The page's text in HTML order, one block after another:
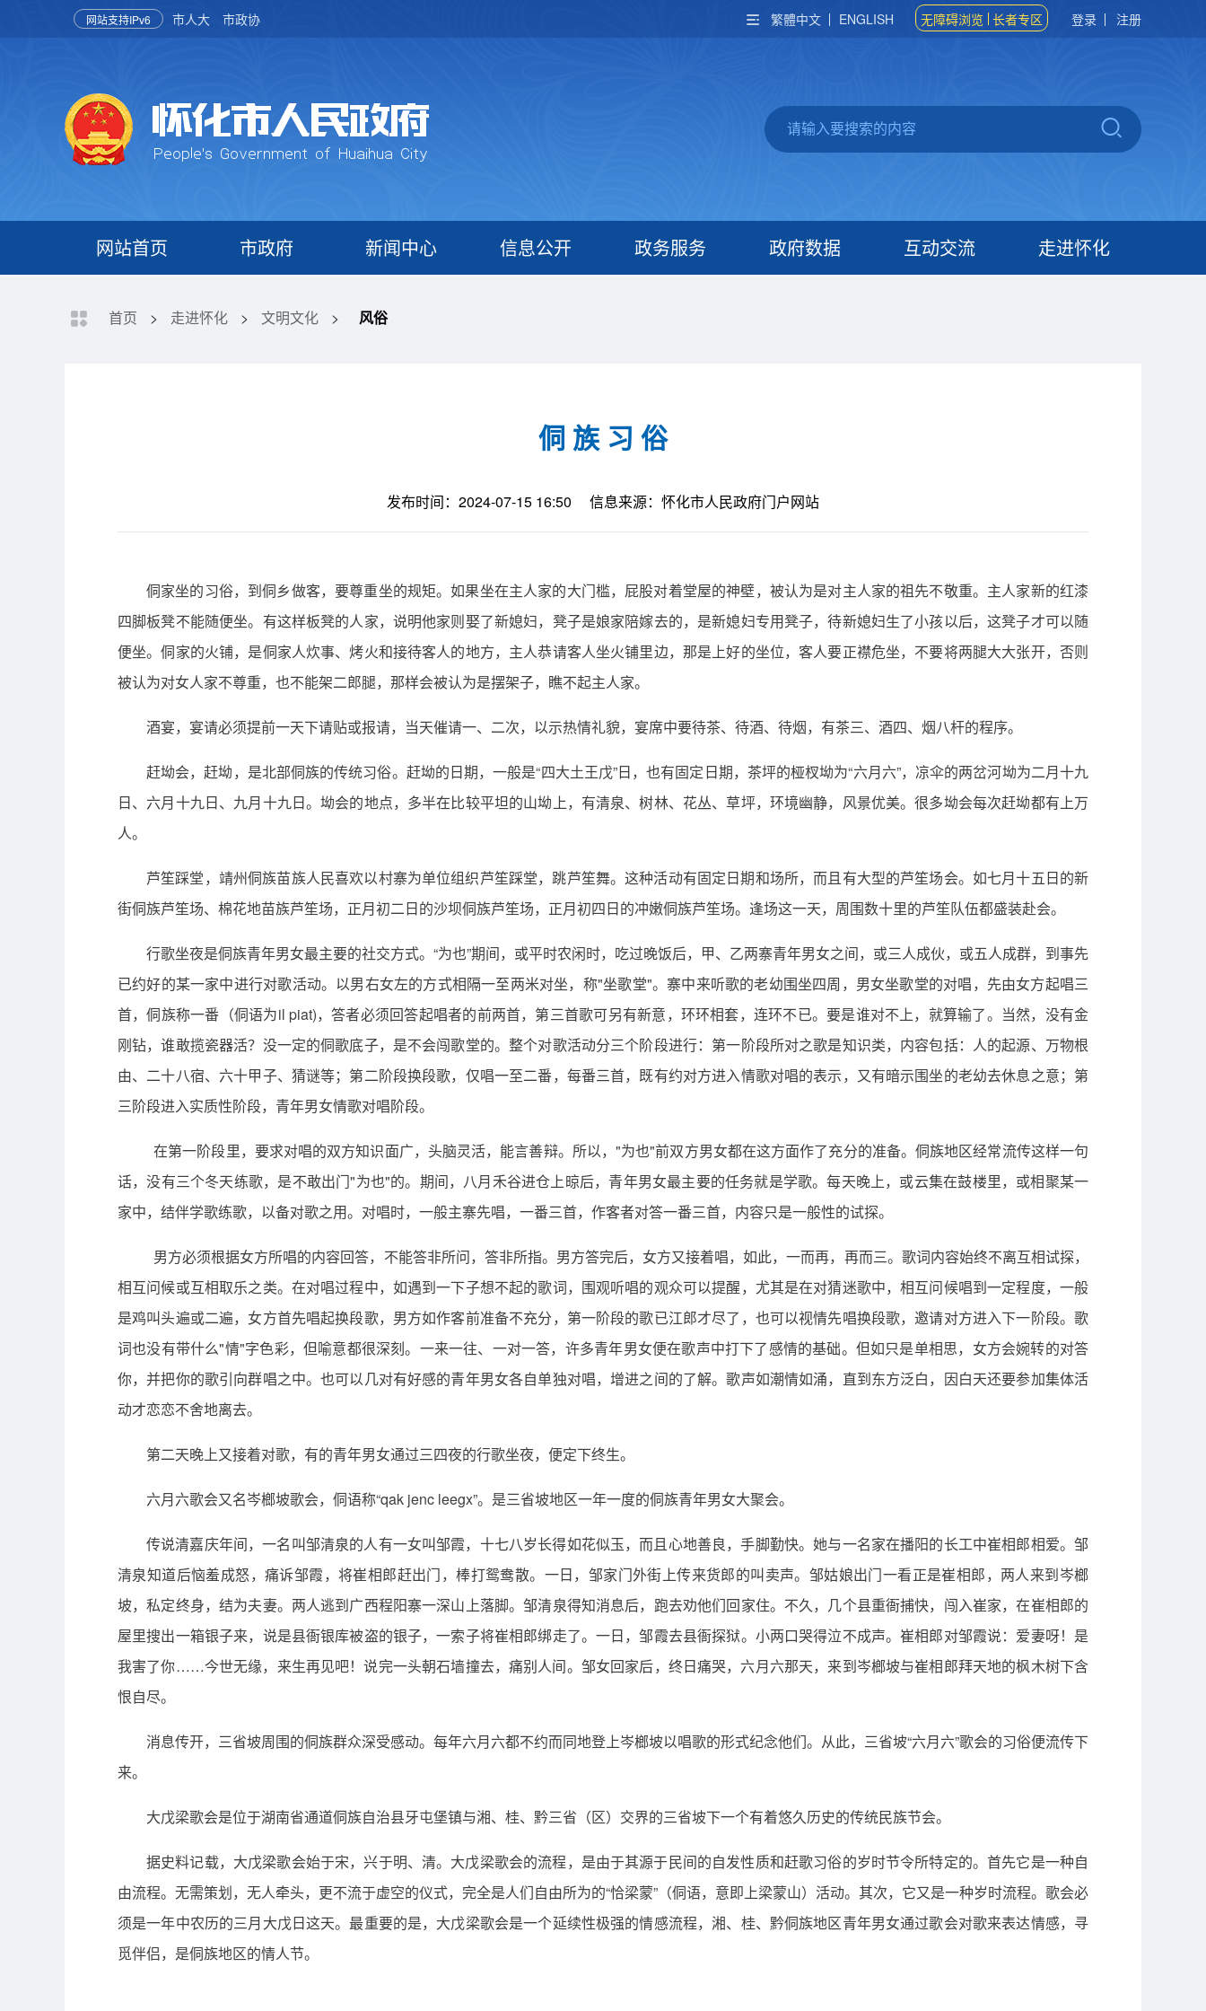
网站支持IPv6 市人大 市政协 繁體中文 ENGLISH 无障碍浏览 长者专区 登录 注册
网站首页 市政府 新闻中心 信息公开 政务服务 政府数据 互动交流 走进怀化
首页 > 走进怀化 > 文明文化 > 风俗
侗 族 习 俗
发布时间：2024-07-15 16:50 信息来源：怀化市人民政府门户网站
侗家坐的习俗，到侗乡做客，要尊重坐的规矩。如果坐在主人家的大门槛，屁股对着堂屋的神壁，被认为是对主人家的祖先不敬重。主人家新的红漆
四脚板凳不能随便坐。有这样板凳的人家，说明他家则娶了新媳妇，凳子是娘家陪嫁去的，是新媳妇专用凳子，待新媳妇生了小孩以后，这凳子才可以随
便坐。侗家的火铺，是侗家人炊事、烤火和接待客人的地方，主人恭请客人坐火铺里边，那是上好的坐位，客人要正襟危坐，不要将两腿大大张开，否则
被认为对女人家不尊重，也不能架二郎腿，那样会被认为是摆架子，瞧不起主人家。
酒宴，宴请必须提前一天下请贴或报请，当天催请一、二次，以示热情礼貌，宴席中要待茶、待酒、待烟，有茶三、酒四、烟八杆的程序。
赶坳会，赶坳，是北部侗族的传统习俗。赶坳的日期，一般是“四大土王戊”日，也有固定日期，茶坪的桠杈坳为“六月六”，凉伞的两岔河坳为二月十九
日、六月十九日、九月十九日。坳会的地点，多半在比较平坦的山坳上，有清泉、树林、花丛、草坪，环境幽静，风景优美。很多坳会每次赶坳都有上万
人。
芦笙踩堂，靖州侗族苗族人民喜欢以村寨为单位组织芦笙踩堂，跳芦笙舞。这种活动有固定日期和场所，而且有大型的芦笙场会。如七月十五日的新
街侗族芦笙场、棉花地苗族芦笙场，正月初二日的沙坝侗族芦笙场，正月初四日的冲嫩侗族芦笙场。逢场这一天，周围数十里的芦笙队伍都盛装赴会。
行歌坐夜是侗族青年男女最主要的社交方式。“为也”期间，或平时农闲时，吃过晚饭后，甲、乙两寨青年男女之间，或三人成伙，或五人成群，到事先
已约好的某一家中进行对歌活动。以男右女左的方式相隔一至两米对坐，称"坐歌堂"。寨中来听歌的老幼围坐四周，男女坐歌堂的对唱，先由女方起唱三
首，侗族称一番（侗语为il piat)，答者必须回答起唱者的前两首，第三首歌可另有新意，环环相套，连环不已。要是谁对不上，就算输了。当然，没有金
刚钻，谁敢揽瓷器活？没一定的侗歌底子，是不会闯歌堂的。整个对歌活动分三个阶段进行：第一阶段所对之歌是知识类，内容包括：人的起源、万物根
由、二十八宿、六十甲子、猜谜等；第二阶段换段歌，仅唱一至二番，每番三首，既有约对方进入情歌对唱的表示，又有暗示围坐的老幼去休息之意；第
三阶段进入实质性阶段，青年男女情歌对唱阶段。
在第一阶段里，要求对唱的双方知识面广，头脑灵活，能言善辩。所以，"为也"前双方男女都在这方面作了充分的准备。侗族地区经常流传这样一句
话，没有三个冬天练歌，是不敢出门"为也"的。期间，八月禾谷进仓上晾后，青年男女最主要的任务就是学歌。每天晚上，或云集在鼓楼里，或相聚某一
家中，结伴学歌练歌，以备对歌之用。对唱时，一般主寨先唱，一番三首，作客者对答一番三首，内容只是一般性的试探。
男方必须根据女方所唱的内容回答，不能答非所问，答非所指。男方答完后，女方又接着唱，如此，一而再，再而三。歌词内容始终不离互相试探，
相互问候或互相取乐之类。在对唱过程中，如遇到一下子想不起的歌词，围观听唱的观众可以提醒，尤其是在对猜迷歌中，相互问候唱到一定程度，一般
是鸡叫头遍或二遍，女方首先唱起换段歌，男方如作客前准备不充分，第一阶段的歌已江郎才尽了，也可以视情先唱换段歌，邀请对方进入下一阶段。歌
词也没有带什么"情"字色彩，但喻意都很深刻。一来一往、一对一答，许多青年男女便在歌声中打下了感情的基础。但如只是单相思，女方会婉转的对答
你，并把你的歌引向群唱之中。也可以几对有好感的青年男女各自单独对唱，增进之间的了解。歌声如潮情如涌，直到东方泛白，因白天还要参加集体活
动才恋恋不舍地离去。
第二天晚上又接着对歌，有的青年男女通过三四夜的行歌坐夜，便定下终生。
六月六歌会又名岑榔坡歌会，侗语称“qak jenc leegx”。是三省坡地区一年一度的侗族青年男女大聚会。
传说清嘉庆年间，一名叫邹清泉的人有一女叫邹霞，十七八岁长得如花似玉，而且心地善良，手脚勤快。她与一名家在播阳的长工中崔相郎相爱。邹
清泉知道后恼羞成怒，痛诉邹霞，将崔相郎赶出门，棒打鸳鸯散。一日，邹家门外街上传来货郎的叫卖声。邹姑娘出门一看正是崔相郎，两人来到岑榔
坡，私定终身，结为夫妻。两人逃到广西程阳寨一深山上落脚。邹清泉得知消息后，跑去劝他们回家住。不久，几个县重衙捕快，闯入崔家，在崔相郎的
屋里搜出一箱银子来，说是县衙银库被盗的银子，一索子将崔相郎绑走了。一日，邹霞去县衙探狱。小两口哭得泣不成声。崔相郎对邹霞说：爱妻呀！是
我害了你……今世无缘，来生再见吧！说完一头朝石墙撞去，痛别人间。邹女回家后，终日痛哭，六月六那天，来到岑榔坡与崔相郎拜天地的枫木树下含
恨自尽。
消息传开，三省坡周围的侗族群众深受感动。每年六月六都不约而同地登上岑榔坡以唱歌的形式纪念他们。从此，三省坡“六月六”歌会的习俗便流传下
来。
大戊梁歌会是位于湖南省通道侗族自治县牙屯堡镇与湘、桂、黔三省（区）交界的三省坡下一个有着悠久历史的传统民族节会。
据史料记载，大戊梁歌会始于宋，兴于明、清。大戊梁歌会的流程，是由于其源于民间的自发性质和赶歌习俗的岁时节令所特定的。首先它是一种自
由流程。无需策划，无人牵头，更不流于虚空的仪式，完全是人们自由所为的“恰梁蒙”（侗语，意即上梁蒙山）活动。其次，它又是一种岁时流程。歌会必
须是一年中农历的三月大戊日这天。最重要的是，大戊梁歌会是一个延续性极强的情感流程，湘、桂、黔侗族地区青年男女通过歌会对歌来表达情感，寻
觅伴侣，是侗族地区的情人节。